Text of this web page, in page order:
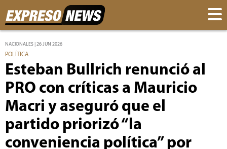
NACIONALES | 26 JUN 2026
POLÍTICA
Esteban Bullrich renunció al
PRO con críticas a Mauricio
Macri y aseguró que el
partido priorizó “la
conveniencia política” por